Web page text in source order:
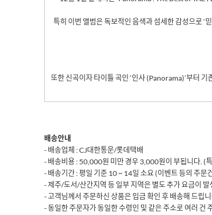
특히 이번 앨범은 독보적인 음색과 섬세한 감성으로 ‘
또한 신곡이자 타이틀 곡인 ‘인사(Panorama)’부터 기
배송안내
- 배송업체 : CJ대한통운/롯데택배
- 배송비용 : 50,000원 미만 경우 3,000원이 부됩니다. (
- 배송기간 : 평일 기준 10 ~ 14일 소요 (이벤트 등의 주문
- 제주/도서/산간지역 등 일부 지역은 별도 추가 요금이 발
- 고객님께서 주문하신 상품은 입금 확인 후 배송해 드립
- 동일한 주문자가 동일한 수령인 및 같은 주소로 여러 건